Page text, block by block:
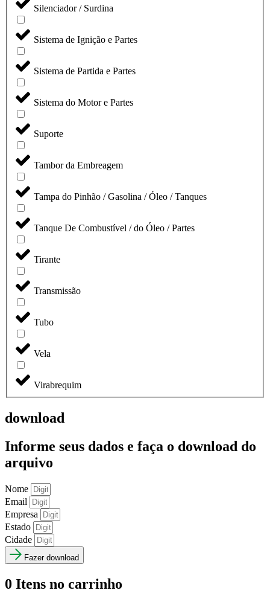
Silenciador / Surdina
Sistema de Ignição e Partes
Sistema de Partida e Partes
Sistema do Motor e Partes
Suporte
Tambor da Embreagem
Tampa do Pinhão / Gasolina / Óleo / Tanques
Tanque De Combustível / do Óleo / Partes
Tirante
Transmissão
Tubo
Vela
Virabrequim
download
Informe seus dados e faça o download do
arquivo
Nome
Email
Empresa
Estado
Cidade
Fazer download
0 Itens no carrinho